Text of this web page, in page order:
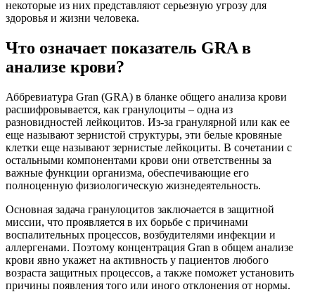
некоторые из них представляют серьезную угрозу для
здоровья и жизни человека.
Что означает показатель GRA в
анализе крови?
Аббревиатура Gran (GRA) в бланке общего анализа крови
расшифровывается, как гранулоциты – одна из
разновидностей лейкоцитов. Из-за гранулярной или как ее
еще называют зернистой структуры, эти белые кровяные
клетки еще называют зернистые лейкоциты. В сочетании с
остальными компонентами крови они ответственны за
важные функции организма, обеспечивающие его
полноценную физиологическую жизнедеятельность.
Основная задача гранулоцитов заключается в защитной
миссии, что проявляется в их борьбе с причинами
воспалительных процессов, возбудителями инфекции и
аллергенами. Поэтому концентрация Gran в общем анализе
крови явно укажет на активность у пациентов любого
возраста защитных процессов, а также поможет установить
причины появления того или иного отклонения от нормы.